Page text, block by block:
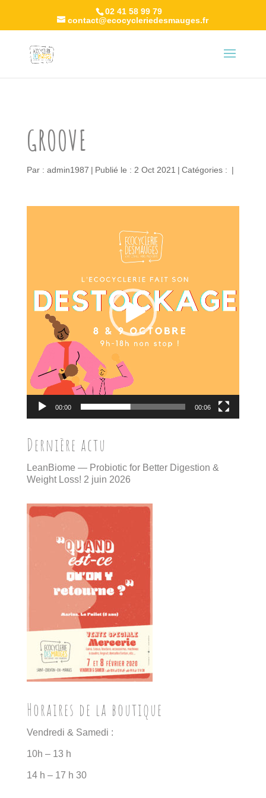
02 41 58 99 79
contact@ecocycleriedesmauges.fr
GROOVE
Par : admin1987 | Publié le : 2 Oct 2021 | Catégories : |
00:00 00:06
Dernière actu
LeanBiome — Probiotic for Better Digestion &
Weight Loss! 2 juin 2026
Horaires de la boutique
Vendredi & Samedi :
10h – 13 h
14 h – 17 h 30